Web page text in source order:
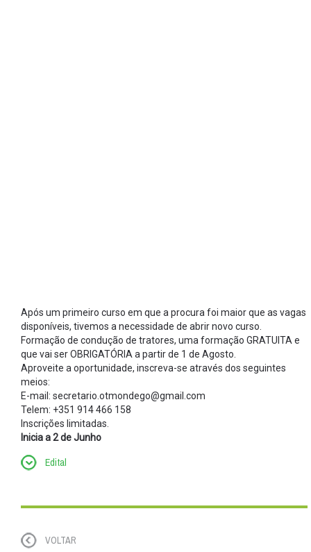
Após um primeiro curso em que a procura foi maior que as vagas
disponíveis, tivemos a necessidade de abrir novo curso.
Formação de condução de tratores, uma formação GRATUITA e
que vai ser OBRIGATÓRIA a partir de 1 de Agosto.
Aproveite a oportunidade, inscreva-se através dos seguintes
meios:
E-mail: secretario.otmondego@gmail.com
Telem: +351 914 466 158
Inscrições limitadas.
Inicia a 2 de Junho
Edital
VOLTAR